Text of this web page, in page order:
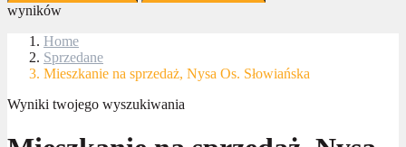
wyników
Home
Sprzedane
Mieszkanie na sprzedaż, Nysa Os. Słowiańska
Wyniki twojego wyszukiwania